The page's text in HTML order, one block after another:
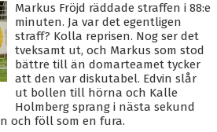
Markus Fröjd räddade straffen i 88:e
minuten. Ja var det egentligen
straff? Kolla reprisen. Nog ser det
tveksamt ut, och Markus som stod
bättre till än domarteamet tycker
att den var diskutabel. Edvin slår
ut bollen till hörna och Kalle
Holmberg sprang i nästa sekund
och föll som en fura.